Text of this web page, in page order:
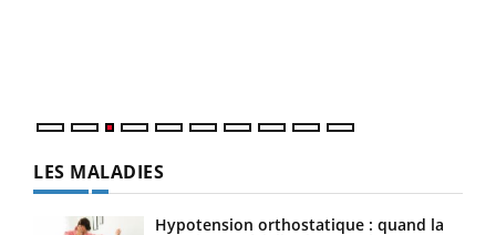
LES MALADIES
Hypotension orthostatique : quand la